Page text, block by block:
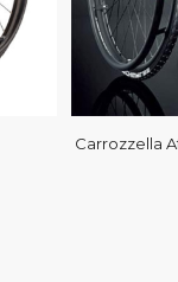
Carrozzella